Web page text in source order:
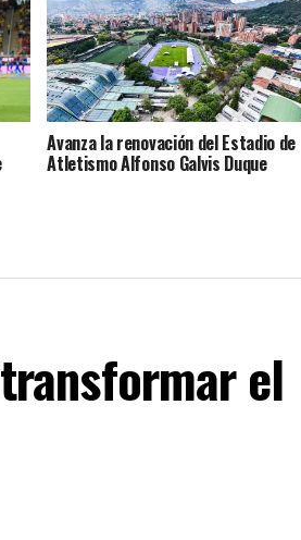
Avanza la renovación del Estadio de
Atletismo Alfonso Galvis Duque
el